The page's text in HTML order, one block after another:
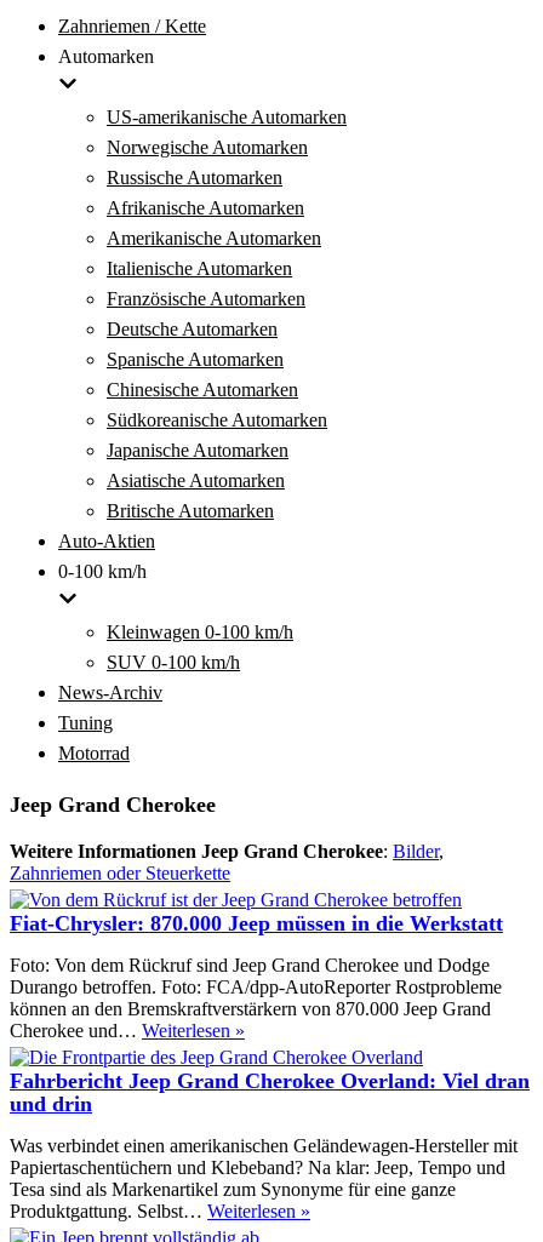
Zahnriemen / Kette
Automarken
US-amerikanische Automarken
Norwegische Automarken
Russische Automarken
Afrikanische Automarken
Amerikanische Automarken
Italienische Automarken
Französische Automarken
Deutsche Automarken
Spanische Automarken
Chinesische Automarken
Südkoreanische Automarken
Japanische Automarken
Asiatische Automarken
Britische Automarken
Auto-Aktien
0-100 km/h
Kleinwagen 0-100 km/h
SUV 0-100 km/h
News-Archiv
Tuning
Motorrad
Jeep Grand Cherokee
Weitere Informationen Jeep Grand Cherokee: Bilder,
Zahnriemen oder Steuerkette
Fiat-Chrysler: 870.000 Jeep müssen in die Werkstatt
Foto: Von dem Rückruf sind Jeep Grand Cherokee und Dodge
Durango betroffen. Foto: FCA/dpp-AutoReporter Rostprobleme
können an den Bremskraftverstärkern von 870.000 Jeep Grand
Cherokee und… Weiterlesen »
Chrysler:
870.000
Jeep
in
die
Werkstatt
Fahrbericht Jeep Grand Cherokee Overland: Viel dran
und drin
Was verbindet einen amerikanischen Geländewagen-Hersteller mit
Papiertaschentüchern und Klebeband? Na klar: Jeep, Tempo und
Tesa sind als Markenartikel zum Synonyme für eine ganze
Produktgattung. Selbst… Weiterlesen »